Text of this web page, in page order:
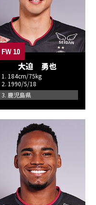
FW 10
大迫 勇也
1. 184cm/75kg
2. 1990/5/18
3. 鹿児島県